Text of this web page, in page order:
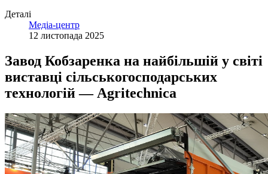
Деталі
Медіа-центр
12 листопада 2025
Завод Кобзаренка на найбільшій у світі
виставці сільськогосподарських
технологій — Agritechnica